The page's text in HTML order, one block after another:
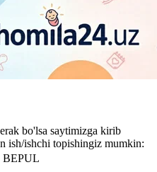
bo'lsa saytimizga kirib
ish/ishchi topishingiz mumkin:
BEPUL